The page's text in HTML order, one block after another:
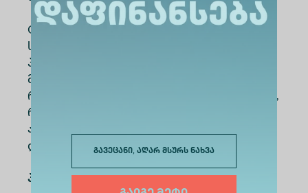
გავეცანი, აღარ მსურს ნახვა
GPT Nation პროექტის პარტნიორმა,
საქართველოს გაეროს ასოციაციამ, USAID
პროგრამის „ერთიანობა
მრავალფეროვნებაშია" ფარგლებში, ჟიურის
რჩეული გუნდი AI-inteligentsia დააჯილდოვა,
რომელიც ქუთაისის და მარნეულის
ახალგაზრდული ცენტრის წევრებით იყო
დაკომპლექტებული.
პროექტის ჟიურის წევრები: